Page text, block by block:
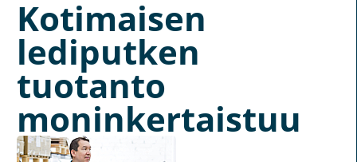
Kotimaisen
lediputken
tuotanto
moninkertaistuu